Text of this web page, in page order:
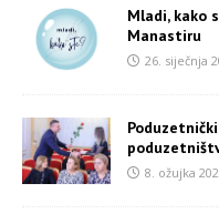
Mladi, kako
Manastiru
26. siječnja
8. ožujka